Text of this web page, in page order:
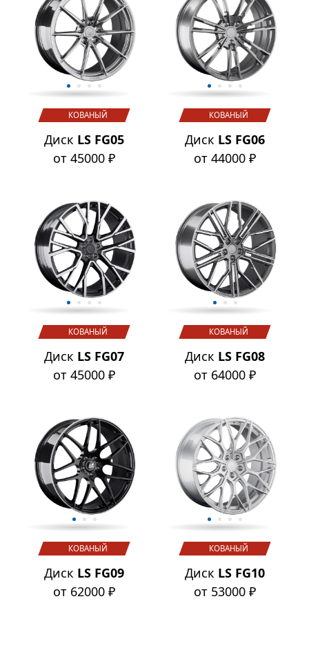
КОВАНЫЙ
Диск LS FG05
от 45000 ₽
КОВАНЫЙ
Диск LS FG06
от 44000 ₽
КОВАНЫЙ
Диск LS FG07
от 45000 ₽
КОВАНЫЙ
Диск LS FG08
от 64000 ₽
КОВАНЫЙ
Диск LS FG09
от 62000 ₽
КОВАНЫЙ
Диск LS FG10
от 53000 ₽